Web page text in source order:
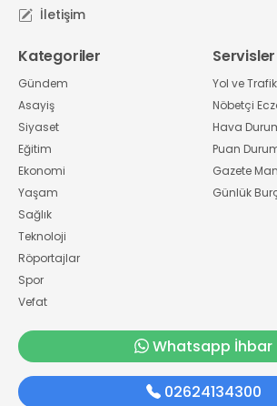
İletişim
Kategoriler
Gündem
Asayiş
Siyaset
Eğitim
Ekonomi
Yaşam
Sağlık
Teknoloji
Röportajlar
Spor
Vefat
Servisler
Yol ve Trafik
Nöbetçi
Hava
Puan
Gazete
Günlük
Whatsapp İhbar
02624134300